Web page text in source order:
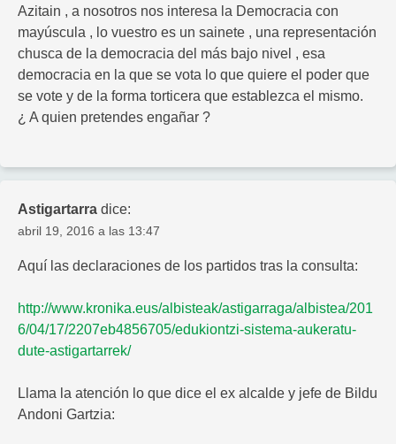
Azitain , a nosotros nos interesa la Democracia con
mayúscula , lo vuestro es un sainete , una representación
chusca de la democracia del más bajo nivel , esa
democracia en la que se vota lo que quiere el poder que
se vote y de la forma torticera que establezca el mismo.
¿ A quien pretendes engañar ?
Astigartarra dice:
abril 19, 2016 a las 13:47
Aquí las declaraciones de los partidos tras la consulta:
http://www.kronika.eus/albisteak/astigarraga/albistea/201
6/04/17/2207eb4856705/edukiontzi-sistema-aukeratu-
dute-astigartarrek/
Llama la atención lo que dice el ex alcalde y jefe de Bildu
Andoni Gartzia: